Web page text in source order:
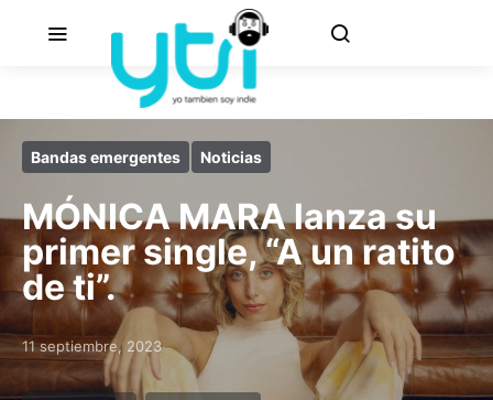
Bandas emergentes Noticias
MÓNICA MARA lanza su
primer single, “A un ratito
de ti”.
Posted on
11 septiembre, 2023